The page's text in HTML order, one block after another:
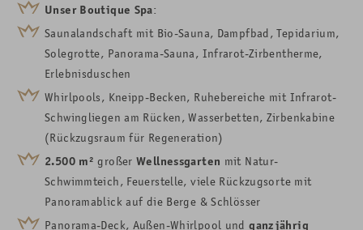
Unser Boutique Spa:
Saunalandschaft mit Bio-Sauna, Dampfbad, Tepidarium,
Solegrotte, Panorama-Sauna, Infrarot-Zirbentherme,
Erlebnisduschen
Whirlpools, Kneipp-Becken, Ruhebereiche mit Infrarot-
Schwingliegen am Rücken, Wasserbetten, Zirbenkabine
(Rückzugsraum für Regeneration)
2.500m² großer Wellnessgarten mit Natur-
Schwimmteich, Feuerstelle, viele Rückzugsorte mit
Panoramablick auf die Berge & Schlösser
Panorama-Deck, Außen-Whirlpool und ganzjährig